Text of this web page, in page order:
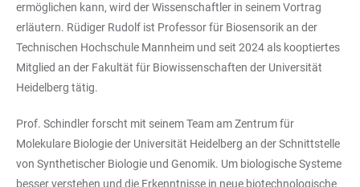
ermöglichen kann, wird der Wissenschaftler in seinem Vortrag
erläutern. Rüdiger Rudolf ist Professor für Biosensorik an der
Technischen Hochschule Mannheim und seit 2024 als kooptiertes
Mitglied an der Fakultät für Biowissenschaften der Universität
Heidelberg tätig.
Prof. Schindler forscht mit seinem Team am Zentrum für
Molekulare Biologie der Universität Heidelberg an der Schnittstelle
von Synthetischer Biologie und Genomik. Um biologische Systeme
besser verstehen und die Erkenntnisse in neue biotechnologische